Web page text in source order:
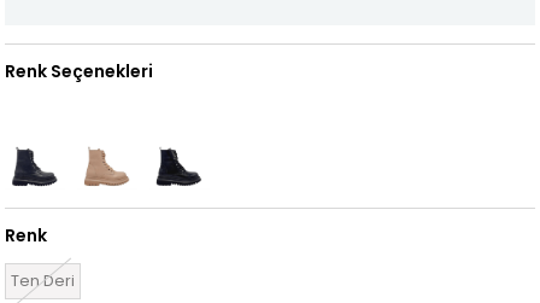
Renk Seçenekleri
Renk
Ten Deri